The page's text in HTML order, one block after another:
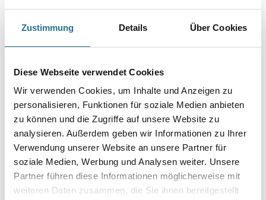
Zustimmung Details Über Cookies
Diese Webseite verwendet Cookies
Wir verwenden Cookies, um Inhalte und Anzeigen zu
personalisieren, Funktionen für soziale Medien anbieten
zu können und die Zugriffe auf unsere Website zu
analysieren. Außerdem geben wir Informationen zu Ihrer
Verwendung unserer Website an unsere Partner für
soziale Medien, Werbung und Analysen weiter. Unsere
Partner führen diese Informationen möglicherweise mit
weiteren Daten zusammen, die Sie ihnen bereitgestellt
erreicht.
Körnung